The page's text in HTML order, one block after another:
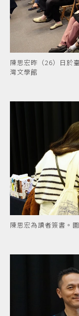
陳思宏昨（26）日於
灣文學館
陳思宏為讀者簽書。